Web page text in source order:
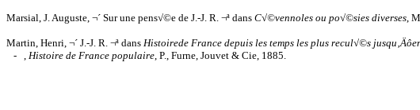
Marsial, J. Auguste, ¬´ Sur une pens√©e de J.-J. R. ¬ª dans C√©vennoles ou po√©sies diverses,
Martin, Henri, ¬´ J.-J. R. ¬ª dans Histoirede France depuis les temps les plus recul√©s
- , Histoire de France populaire, P., Furne, Jouvet & Cie, 1885.